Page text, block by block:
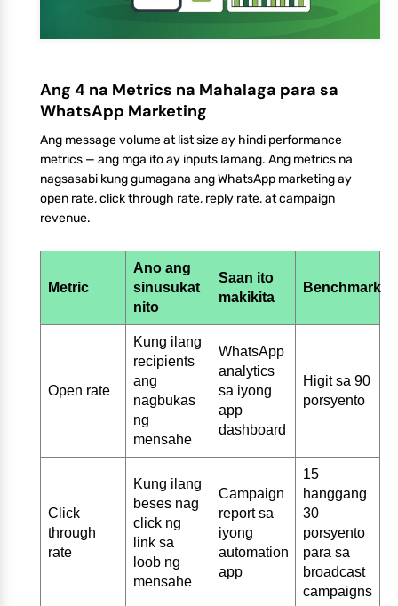
Ang 4 na Metrics na Mahalaga para sa
WhatsApp Marketing
Ang message volume at list size ay hindi performance
metrics — ang mga ito ay inputs lamang. Ang metrics na
nagsasabi kung gumagana ang WhatsApp marketing ay
open rate, click through rate, reply rate, at campaign
revenue.
Metric
Ano ang
sinusukat
nito
Saan ito
makikita
Benchmark
Open rate
Kung ilang
recipients
ang
nagbukas
ng
mensahe
WhatsApp
analytics
sa iyong
app
dashboard
Higit sa 90
porsyento
Click
through
rate
Kung ilang
beses nag
click ng
link sa
loob ng
mensahe
Campaign
report sa
iyong
automation
app
15
hanggang
30
porsyento
para sa
broadcast
campaigns